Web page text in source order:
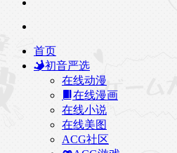
首页
初音严选
在线动漫
在线漫画
在线小说
在线美图
ACG社区